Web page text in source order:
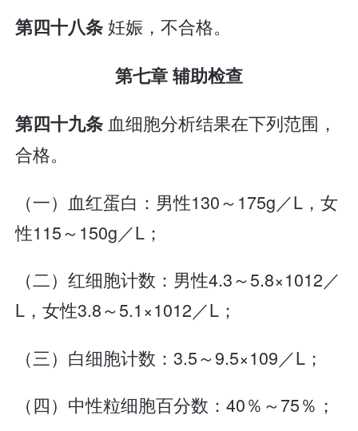
第四十八条妊娠，不合格。
第七章 辅助检查
第四十九条血细胞分析结果在下列范围，
合格。
（一）血红蛋白：男性130～175g／L，女
性115～150g／L；
（二）红细胞计数：男性4.3～5.8×1012／
L，女性3.8～5.1×1012／L；
（三）白细胞计数：3.5～9.5×109／L；
（四）中性粒细胞百分数：40％～75％；